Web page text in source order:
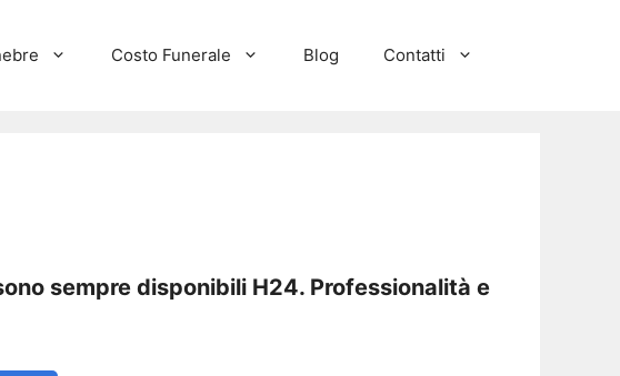
Costo Funerale Blog Contatti
sempre disponibili H24. Professionalità e